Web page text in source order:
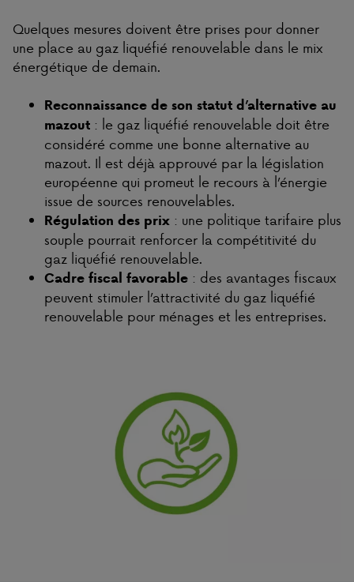
Quelques mesures doivent être prises pour donner
une place au gaz liquéfié renouvelable dans le mix
énergétique de demain.
Reconnaissance de son statut d’alternative au
mazout : le gaz liquéfié renouvelable doit être
considéré comme une bonne alternative au
mazout. Il est déjà approuvé par la législation
européenne qui promeut le recours à l’énergie
issue de sources renouvelables.
Régulation des prix : une politique tarifaire plus
souple pourrait renforcer la compétitivité du
gaz liquéfié renouvelable.
Cadre fiscal favorable : des avantages fiscaux
peuvent stimuler l’attractivité du gaz liquéfié
renouvelable pour ménages et les entreprises.